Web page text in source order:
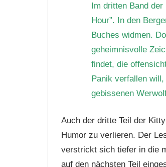
Im dritten Band
Hour”. In den
Buches widmen.
geheimnisvolle
findet, die
Panik verfallen
gebissenen
Auch der dritte Teil der
Humor zu verlieren. Der
verstrickt sich tiefer in die
auf den nächsten Teil